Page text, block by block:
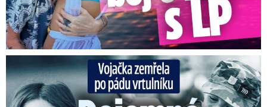
Vojačka zemřela po pádu vrtulníku: Dojemné vzpomínky na ...